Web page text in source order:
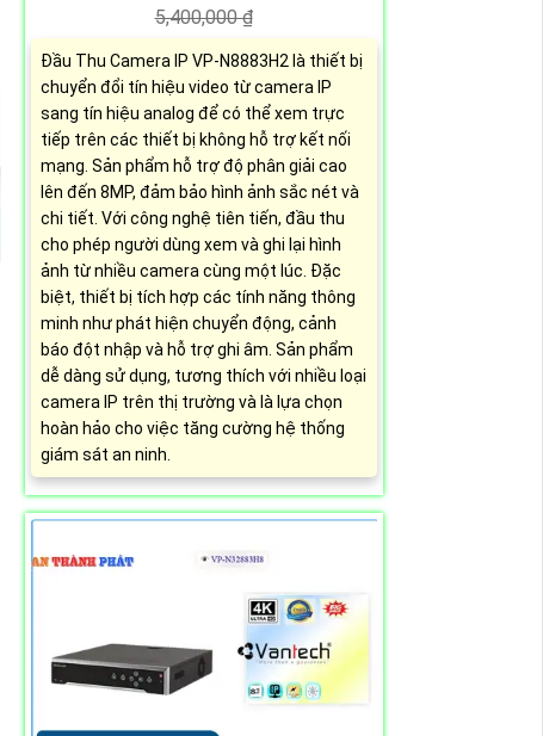
5,400,000 ₫
Đầu Thu Camera IP VP-N8883H2 là thiết bị
chuyển đổi tín hiệu video từ camera IP
sang tín hiệu analog để có thể xem trực
tiếp trên các thiết bị không hỗ trợ kết nối
mạng. Sản phẩm hỗ trợ độ phân giải cao
lên đến 8MP, đảm bảo hình ảnh sắc nét và
chi tiết. Với công nghệ tiên tiến, đầu thu
cho phép người dùng xem và ghi lại hình
ảnh từ nhiều camera cùng một lúc. Đặc
biệt, thiết bị tích hợp các tính năng thông
minh như phát hiện chuyển động, cảnh
báo đột nhập và hỗ trợ ghi âm. Sản phẩm
dễ dàng sử dụng, tương thích với nhiều loại
camera IP trên thị trường và là lựa chọn
hoàn hảo cho việc tăng cường hệ thống
giám sát an ninh.